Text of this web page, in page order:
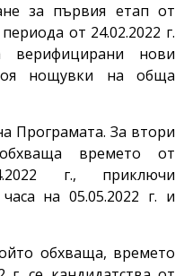
за първия етап от
от 24.02.2022 г.
верифицирани нови
нощувки на обща
Програмата. За втори
времето от
г., приключи
на 05.05.2022 г. и
обхваща, времето